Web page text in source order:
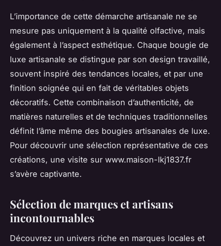
L’importance de cette démarche artisanale ne se
mesure pas uniquement à la qualité olfactive, mais
également à l’aspect esthétique. Chaque bougie de
luxe artisanale se distingue par son design travaillé,
souvent inspiré des tendances locales, et par une
finition soignée qui en fait de véritables objets
décoratifs. Cette combinaison d’authenticité, de
matières naturelles et de techniques traditionnelles
définit l’âme même des bougies artisanales de luxe.
Pour découvrir une sélection représentative de ces
créations, une visite sur www.maison-lkj1837.fr
s’avère captivante.
Sélection de marques et artisans
incontournables
Découvrez un univers riche en marques locales et